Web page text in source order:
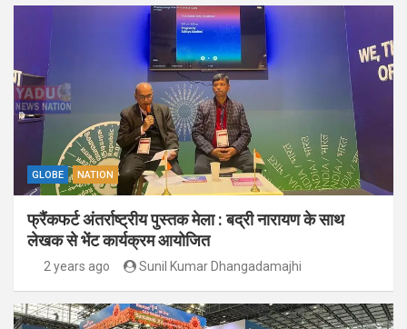
GLOBE NATION
फ्रैंकफर्ट अंतर्राष्ट्रीय पुस्तक मेला : बद्री नारायण के साथ
लेखक से भेंट कार्यक्रम आयोजित
2 years ago Sunil Kumar Dhangadamajhi